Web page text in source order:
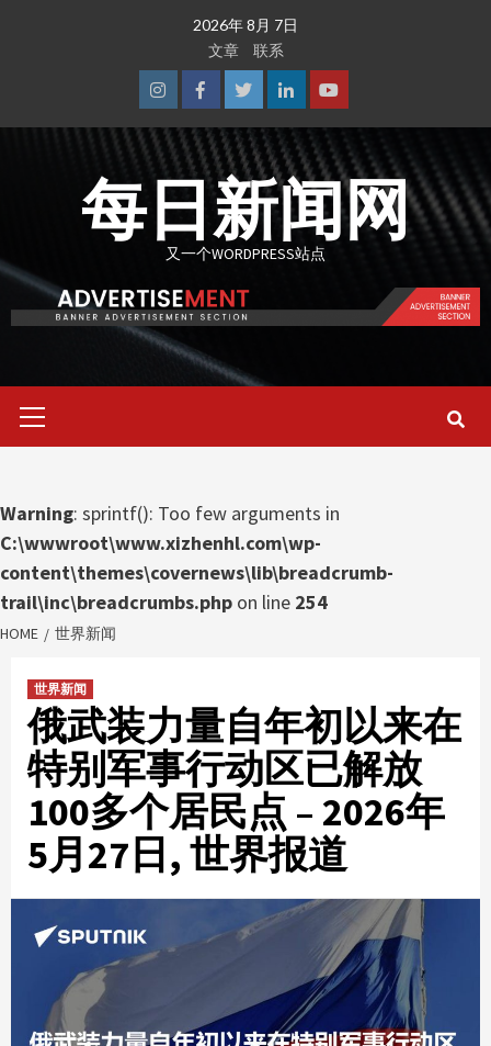
2026年 8月 7日
文章
联系
InstagramFacebook
TwitterLinkedinYoutube
每日新闻网
又一个WORDPRESS站点
Menu
Warning: sprintf(): Too few arguments in
C:\wwwroot\www.xizhenhl.com\wp-
content\themes\covernews\lib\breadcrumb-
trail\inc\breadcrumbs.php on line 254
HOME 世界新闻
世界新闻
俄武装力量自年初以来在
特别军事行动区已解放
100多个居民点 – 2026年
5月27日, 世界报道